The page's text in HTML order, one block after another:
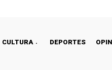
CULTURA DEPORTES